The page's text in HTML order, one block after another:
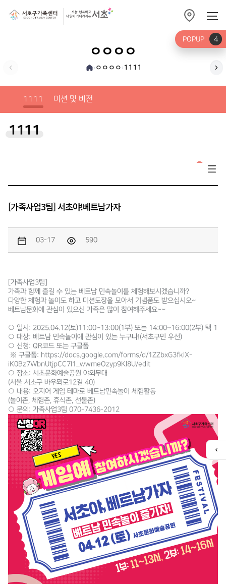
ㅇㅇㅇㅇ
› ㅇㅇㅇㅇ ›1111 미
1111 미션 및 비전
1111
[가족사업3팀] 서초야!베트남가자
03-17 590
[가족사업3팀]
가족과 함께 즐길 수 있는 베트남 민속놀이를 체험해보시겠습니까?
다양한 체험과 놀이도 하고 미션도장을 모아서 기념품도 받으십시오~
베트남문화에 관심이 있으신 가족은 많이 참여해주세요~~
○ 일시: 2025.04.12(토)11:00~13:00(1부) 또는 14:00~16:00(2부) 택 1
○ 대상: 베트남 민속놀이에 관심이 있는 누구나!(서초구민 우선)
○ 신청: QR코드 또는 구글폼
※ 구글폼: https://docs.google.com/forms/d/1ZZbxG3fklX-
iK0Bz7WbnUtjpCC7I1_wwmeOzyp9Kl8U/edit
○ 장소: 서초문화예술공원 야외무대
(서울 서초구 바우뫼로12길 40)
○ 내용: 오지어 게임 테마로 베트남민속놀이 체험활동
(놀이존, 체험존, 휴식존, 선물존)
○ 문의: 가족사업3팀 070-7436-2012
퀵
메
열
POPUP 4